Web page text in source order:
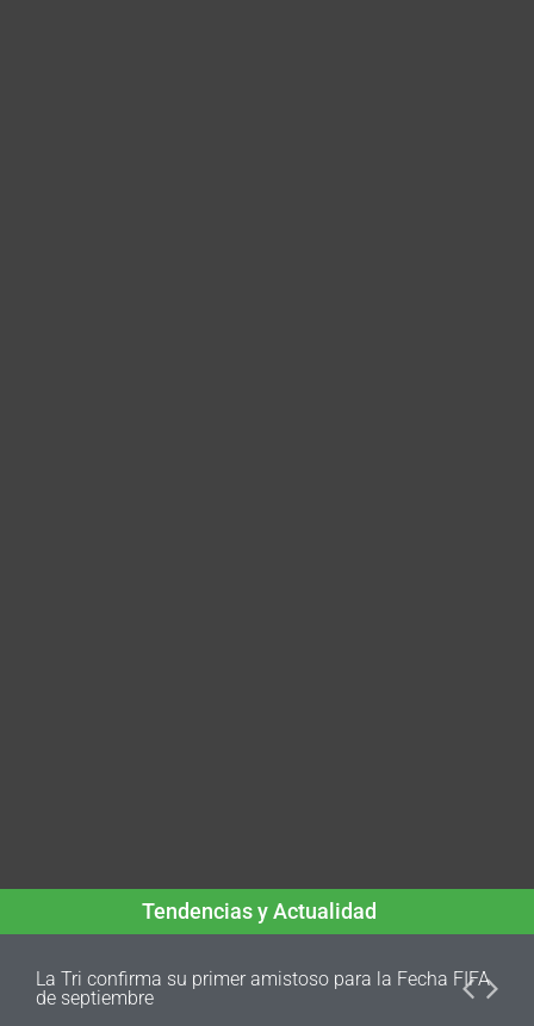
Tendencias y Actualidad
La Tri confirma su primer amistoso para la Fecha FIFA
de septiembre